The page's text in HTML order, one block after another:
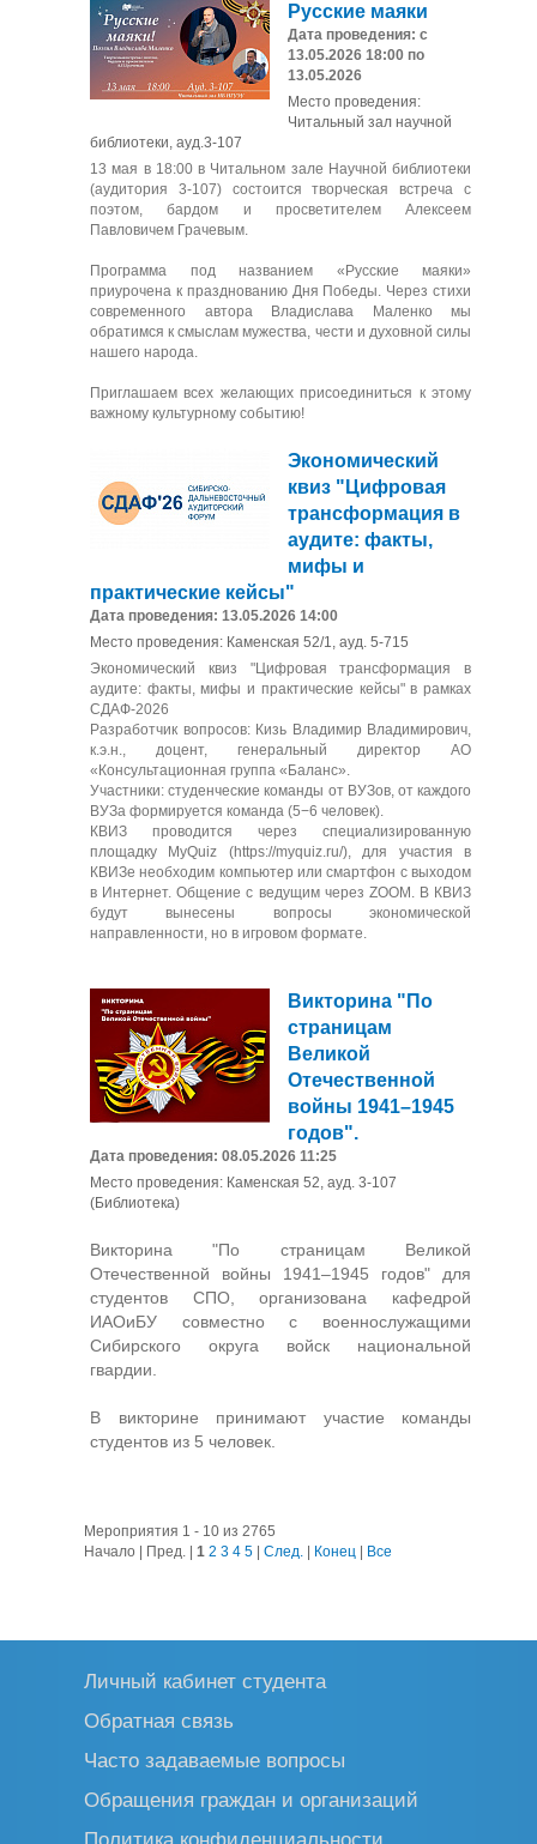
Русские маяки
Дата проведения: с
13.05.2026 18:00 по
13.05.2026
Место проведения:
Читальный зал научной
библиотеки, ауд.3-107
13 мая в 18:00 в Читальном зале Научной библиотеки
(аудитория 3-107) состоится творческая встреча с
поэтом, бардом и просветителем Алексеем
Павловичем Грачевым.
Программа под названием «Русские маяки»
приурочена к празднованию Дня Победы. Через стихи
современного автора Владислава Маленко мы
обратимся к смыслам мужества, чести и духовной силы
нашего народа.
Приглашаем всех желающих присоединиться к этому
важному культурному событию!
Экономический
квиз "Цифровая
трансформация в
аудите: факты,
мифы и
практические кейсы"
Дата проведения: 13.05.2026 14:00
Место проведения: Каменская 52/1, ауд. 5-715
Экономический квиз "Цифровая трансформация в
аудите: факты, мифы и практические кейсы" в рамках
СДАФ-2026
Разработчик вопросов: Кизь Владимир Владимирович,
к.э.н., доцент, генеральный директор АО
«Консультационная группа «Баланс».
Участники: студенческие команды от ВУЗов, от каждого
ВУЗа формируется команда (5−6 человек).
КВИЗ проводится через специализированную
площадку MyQuiz (https://myquiz.ru/), для участия в
КВИЗе необходим компьютер или смартфон с выходом
в Интернет. Общение с ведущим через ZOOM. В КВИЗ
будут вынесены вопросы экономической
направленности, но в игровом формате.
Викторина "По
страницам
Великой
Отечественной
войны 1941–1945
годов".
Дата проведения: 08.05.2026 11:25
Место проведения: Каменская 52, ауд. 3-107
(Библиотека)
Викторина "По страницам Великой
Отечественной войны 1941–1945 годов" для
студентов СПО, организована кафедрой
ИАОиБУ совместно с военнослужащими
Сибирского округа войск национальной
гвардии.
В викторине принимают участие команды
студентов из 5 человек.
Мероприятия 1 - 10 из 2765
Начало | Пред. | 1 2 3 4 5 След. Конец Все
Личный кабинет студента
Обратная связь
Часто задаваемые вопросы
Обращения граждан и организаций
Политика конфиденциальности